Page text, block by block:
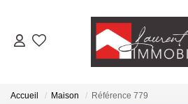
ACHETER
Accueil Maison Référence 779